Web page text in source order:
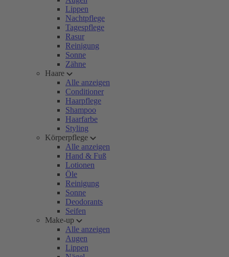
Lippen
Nachtpflege
Tagespflege
Rasur
Reinigung
Sonne
Zähne
Haare
Alle anzeigen
Conditioner
Haarpflege
Shampoo
Haarfarbe
Styling
Körperpflege
Alle anzeigen
Hand & Fuß
Lotionen
Öle
Reinigung
Sonne
Deodorants
Seifen
Make-up
Alle anzeigen
Augen
Lippen